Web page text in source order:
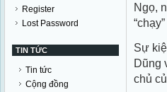
Register
Lost Password
TIN TỨC
Tin tức
Cộng đồng
Ngọ,
Sự
Dũng
chủ